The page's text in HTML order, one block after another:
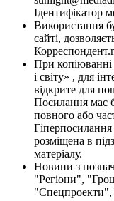
Ідентифікатор
Використання
сайті,
При копіюванні
і світу» , для
відкрите для
Посилання має
повного або
розміщена в
матеріалу.
Новини з
"Регіони",
"Спецпроекти",